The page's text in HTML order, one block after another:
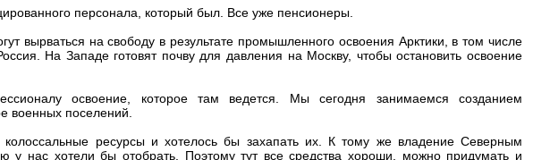
персонала, который был. Все уже пенсионеры.
вырваться на свободу в результате промышленного освоения Арктики, в том числе
На Западе готовят почву для давления на Москву, чтобы остановить освоение
освоение, которое там ведется. Мы сегодня занимаемся созданием
военных поселений.
колоссальные ресурсы и хотелось бы захапать их. К тому же владение Северным
нас хотели бы отобрать. Поэтому тут все средства хороши, можно придумать и